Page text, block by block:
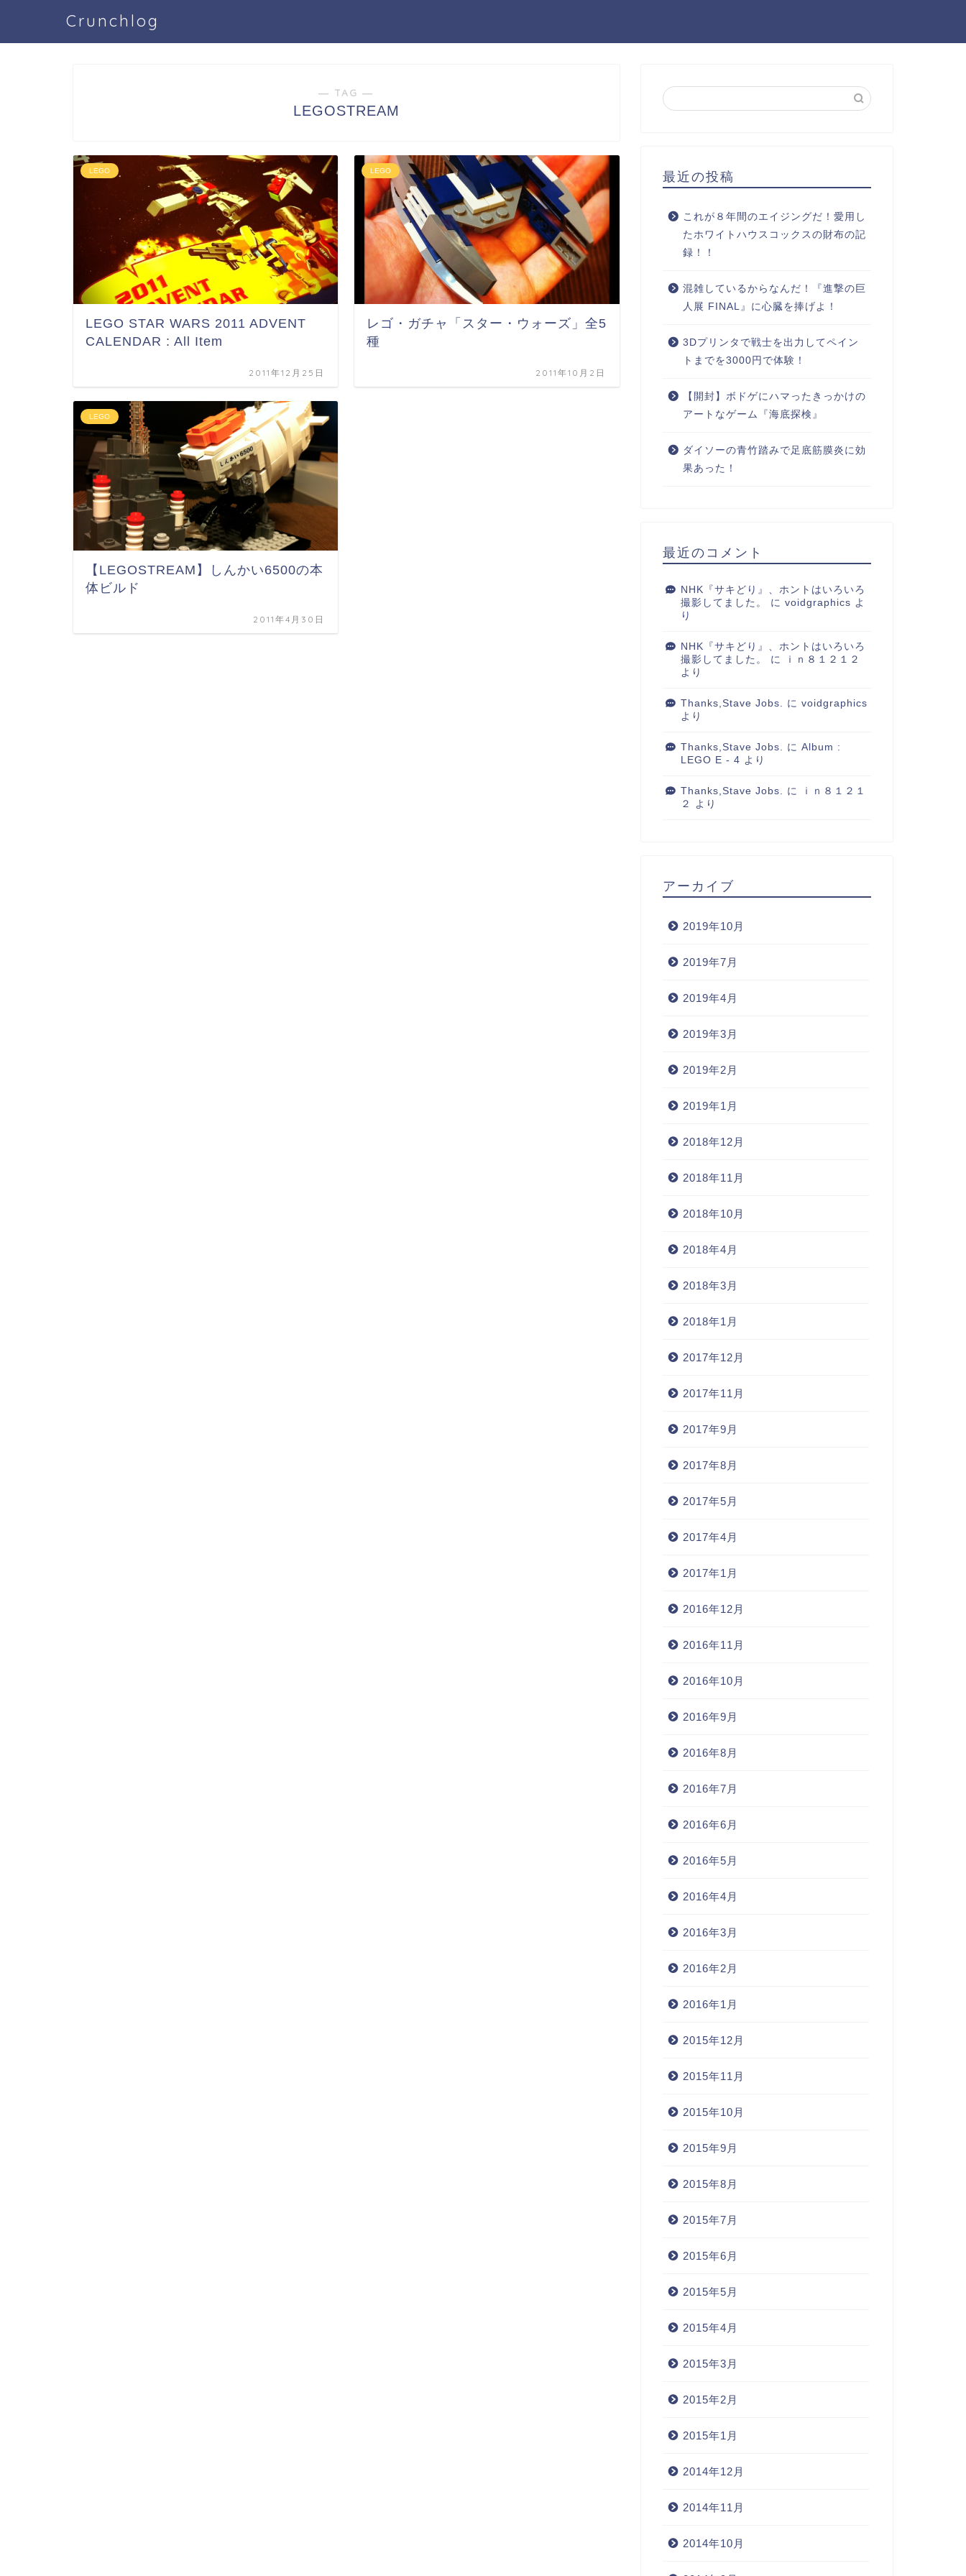
Crunchlog
― TAG ―
LEGOSTREAM
LEGO
LEGO STAR WARS 2011 ADVENT
CALENDAR : All Item
2011年12月25日
LEGO
レゴ・ガチャ「スター・ウォーズ」全5
種
2011年10月2日
LEGO
【LEGOSTREAM】しんかい6500の本
体ビルド
2011年4月30日
最近の投稿
これが８年間のエイジングだ！愛用し
たホワイトハウスコックスの財布の記
録！！
混雑しているからなんだ！『進撃の巨
人展 FINAL』に心臓を捧げよ！
3Dプリンタで戦士を出力してペイン
トまでを3000円で体験！
【開封】ボドゲにハマったきっかけの
アートなゲーム『海底探検』
ダイソーの青竹踏みで足底筋膜炎に効
果あった！
最近のコメント
NHK『サキどり』、ホントはいろいろ
撮影してました。
に voidgraphics よ
り
NHK『サキどり』、ホントはいろいろ
撮影してました。
に
ｉｎ８１２１２
より
Thanks,Stave Jobs. に voidgraphics
より
Thanks,Stave Jobs. に Album :
LEGO E - 4 より
Thanks,Stave Jobs. に
ｉｎ８１２１
２
より
アーカイブ
2019年10月
2019年7月
2019年4月
2019年3月
2019年2月
2019年1月
2018年12月
2018年11月
2018年10月
2018年4月
2018年3月
2018年1月
2017年12月
2017年11月
2017年9月
2017年8月
2017年5月
2017年4月
2017年1月
2016年12月
2016年11月
2016年10月
2016年9月
2016年8月
2016年7月
2016年6月
2016年5月
2016年4月
2016年3月
2016年2月
2016年1月
2015年12月
2015年11月
2015年10月
2015年9月
2015年8月
2015年7月
2015年6月
2015年5月
2015年4月
2015年3月
2015年2月
2015年1月
2014年12月
2014年11月
2014年10月